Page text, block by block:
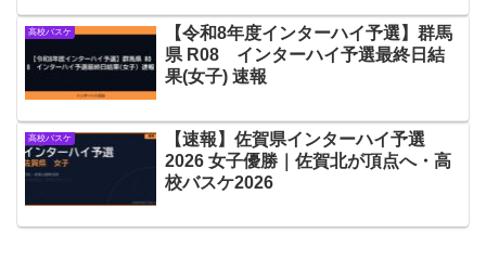
高校バスケ
【令和8年度インターハイ予選】群馬
県 R08 インターハイ予選最終日結
果(女子) 速報
高校バスケ
【速報】佐賀県インターハイ予選
2026 女子優勝｜佐賀北が頂点へ・高
校バスケ2026